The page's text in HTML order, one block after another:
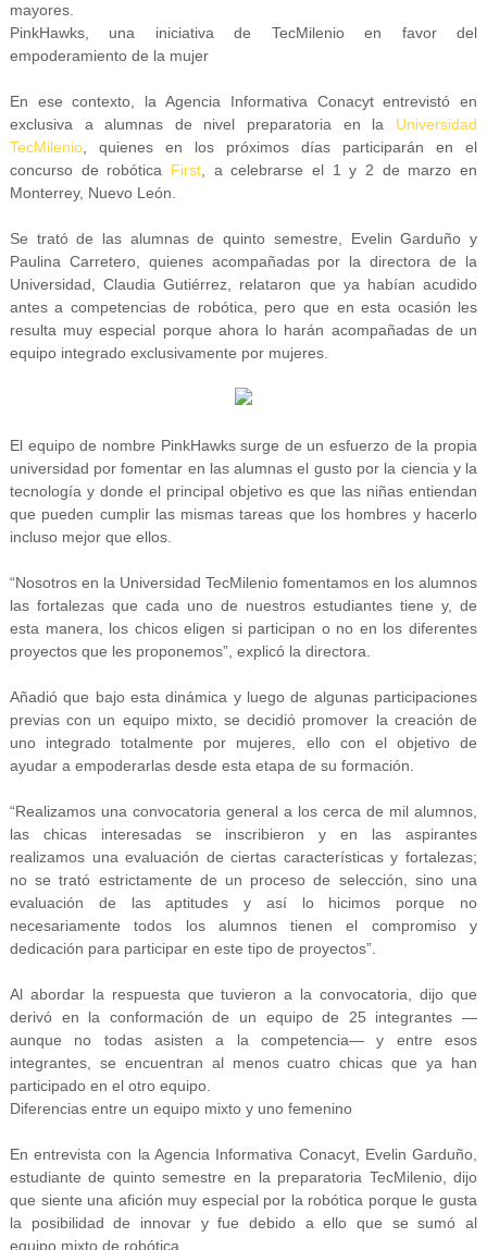
mayores.
PinkHawks, una iniciativa de TecMilenio en favor del
empoderamiento de la mujer
En ese contexto, la Agencia Informativa Conacyt entrevistó en
exclusiva a alumnas de nivel preparatoria en la Universidad
TecMilenio, quienes en los próximos días participarán en el
concurso de robótica First, a celebrarse el 1 y 2 de marzo en
Monterrey, Nuevo León.
Se trató de las alumnas de quinto semestre, Evelin Garduño y
Paulina Carretero, quienes acompañadas por la directora de la
Universidad, Claudia Gutiérrez, relataron que ya habían acudido
antes a competencias de robótica, pero que en esta ocasión les
resulta muy especial porque ahora lo harán acompañadas de un
equipo integrado exclusivamente por mujeres.
El equipo de nombre PinkHawks surge de un esfuerzo de la propia
universidad por fomentar en las alumnas el gusto por la ciencia y la
tecnología y donde el principal objetivo es que las niñas entiendan
que pueden cumplir las mismas tareas que los hombres y hacerlo
incluso mejor que ellos.
“Nosotros en la Universidad TecMilenio fomentamos en los alumnos
las fortalezas que cada uno de nuestros estudiantes tiene y, de
esta manera, los chicos eligen si participan o no en los diferentes
proyectos que les proponemos”, explicó la directora.
Añadió que bajo esta dinámica y luego de algunas participaciones
previas con un equipo mixto, se decidió promover la creación de
uno integrado totalmente por mujeres, ello con el objetivo de
ayudar a empoderarlas desde esta etapa de su formación.
“Realizamos una convocatoria general a los cerca de mil alumnos,
las chicas interesadas se inscribieron y en las aspirantes
realizamos una evaluación de ciertas características y fortalezas;
no se trató estrictamente de un proceso de selección, sino una
evaluación de las aptitudes y así lo hicimos porque no
necesariamente todos los alumnos tienen el compromiso y
dedicación para participar en este tipo de proyectos”.
Al abordar la respuesta que tuvieron a la convocatoria, dijo que
derivó en la conformación de un equipo de 25 integrantes —
aunque no todas asisten a la competencia— y entre esos
integrantes, se encuentran al menos cuatro chicas que ya han
participado en el otro equipo.
Diferencias entre un equipo mixto y uno femenino
En entrevista con la Agencia Informativa Conacyt, Evelin Garduño,
estudiante de quinto semestre en la preparatoria TecMilenio, dijo
que siente una afición muy especial por la robótica porque le gusta
la posibilidad de innovar y fue debido a ello que se sumó al
equipomixto de robótica.